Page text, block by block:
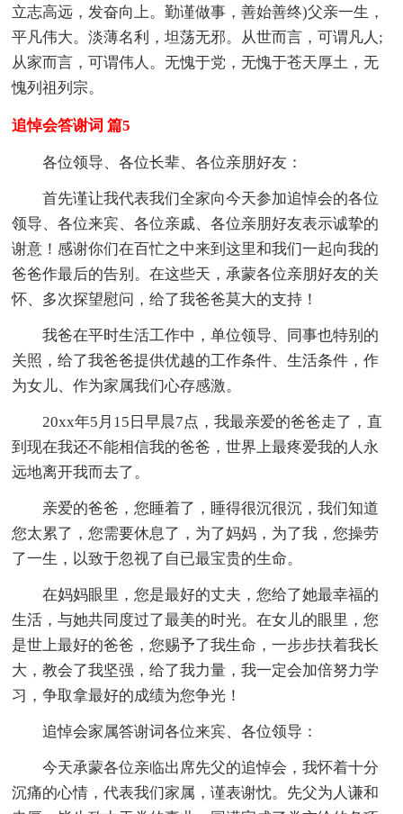
立志高远，发奋向上。勤谨做事，善始善终)父亲一生，
平凡伟大。淡薄名利，坦荡无邪。从世而言，可谓凡人;
从家而言，可谓伟人。无愧于党，无愧于苍天厚土，无
愧列祖列宗。
追悼会答谢词 篇5
各位领导、各位长辈、各位亲朋好友：
首先谨让我代表我们全家向今天参加追悼会的各位
领导、各位来宾、各位亲戚、各位亲朋好友表示诚挚的
谢意！感谢你们在百忙之中来到这里和我们一起向我的
爸爸作最后的告别。在这些天，承蒙各位亲朋好友的关
怀、多次探望慰问，给了我爸爸莫大的支持！
我爸在平时生活工作中，单位领导、同事也特别的
关照，给了我爸爸提供优越的工作条件、生活条件，作
为女儿、作为家属我们心存感激。
20xx年5月15日早晨7点，我最亲爱的爸爸走了，直
到现在我还不能相信我的爸爸，世界上最疼爱我的人永
远地离开我而去了。
亲爱的爸爸，您睡着了，睡得很沉很沉，我们知道
您太累了，您需要休息了，为了妈妈，为了我，您操劳
了一生，以致于忽视了自已最宝贵的生命。
在妈妈眼里，您是最好的丈夫，您给了她最幸福的
生活，与她共同度过了最美的时光。在女儿的眼里，您
是世上最好的爸爸，您赐予了我生命，一步步扶着我长
大，教会了我坚强，给了我力量，我一定会加倍努力学
习，争取拿最好的成绩为您争光！
追悼会家属答谢词各位来宾、各位领导：
今天承蒙各位亲临出席先父的追悼会，我怀着十分
沉痛的心情，代表我们家属，谨表谢忱。先父为人谦和